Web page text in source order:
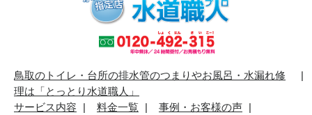
鳥取のトイレ・台所の排水管のつまりやお風呂・水漏れ修
理は「とっとり水道職人」
サービス内容
料金一覧
事例・お客様の声